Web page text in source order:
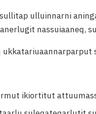
ulluinnarni
nassuiaaneq,
ikiortitut